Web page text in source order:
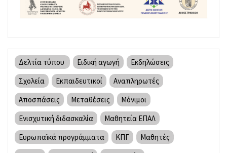
Δελτία τύπου Ειδική αγωγή
Εκδηλώσεις
Σχολεία
Εκπαιδευτικοί
Αναπληρωτές
Αποσπάσεις
Μεταθέσεις
Μόνιμοι
Ενισχυτική διδασκαλία
Μαθητεία ΕΠΑΛ
Ευρωπαϊκά προγράμματα
ΚΠΓ
Μαθητές